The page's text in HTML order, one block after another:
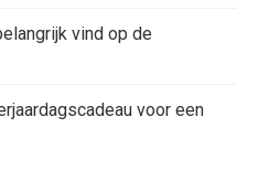
vind op de
voor een